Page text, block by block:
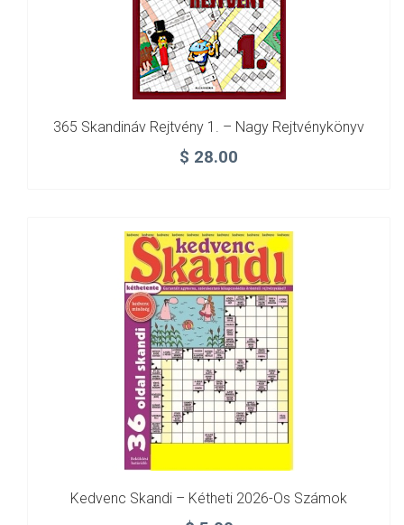
365 Skandináv Rejtvény 1. – Nagy Rejtvénykönyv
$ 28.00
Kedvenc Skandi – Kétheti 2026-Os Számok